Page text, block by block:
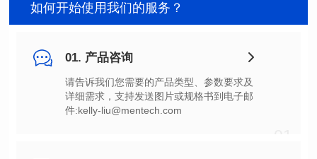
如何开始使用我们的服务？
01. 产品咨询
件:kelly-liu@mentech.com